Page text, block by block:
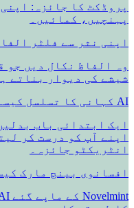
پروڈکٹ کا جائزہ:
پہنچیں، کمائیں۔
اپنی نثر سے فلٹر
وہ الفاظ نکال دیں جو
شیشے کی دیوار بناتے
AI کہانی کا تسلسل کیسے برقرار رکھتا ہے
ایک ابتدائی باب
اپنے آپ کو درست کر
انٹریکٹو جائزہ۔
افسانوی بینچ مارک